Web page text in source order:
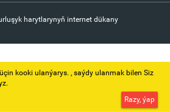
harytlarynyň internet dükany
kooki ulanýarys. ‚ saýdy ulanmak bilen Siz
Razy, ýap